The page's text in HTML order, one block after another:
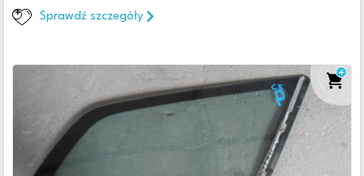
Sprawdź szczegóły